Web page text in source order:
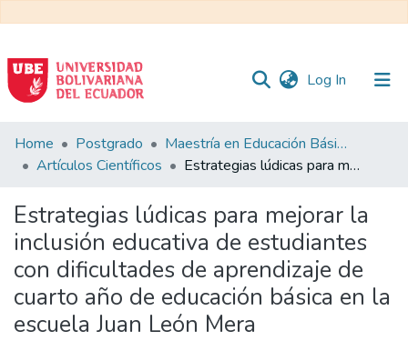
Log In (current)
Communities
&
All of DSpace
Statistics
Home Postgrado
Maestría en Educación Básica
Artículos Científicos
Estrategias lúdicas para mejorar la inclusión educativa de estudiantes con dificultades de aprendizaje de cuarto año de educación básica en la escuela Juan León Mera
Estrategias lúdicas para mejorar la
inclusión educativa de estudiantes
con dificultades de aprendizaje de
cuarto año de educación básica en la
escuela Juan León Mera